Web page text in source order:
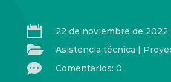
 22 de noviembre de 2022
 Asistencia técnica |
 Comentarios: 0